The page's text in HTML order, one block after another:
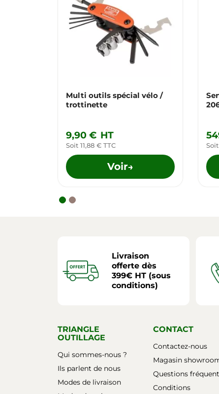
Multi outils spécial vélo /
trottinette
9,90 € HT
Soit 11,88 € TTC
Voir→
Livraison
offerte dès
399€ HT (sous
conditions)
TRIANGLE
OUTILLAGE
Qui sommes-nous ?
Ils parlent de nous
Modes de livraison
CONTACT
Contactez-nous
Magasin
Questions
Conditions